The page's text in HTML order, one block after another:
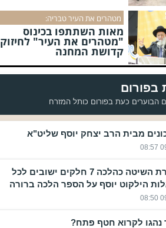
מטהרים את העיר טבריה:
מאות השתתפו בכינוס
"מטהרים את העיר" לחיזוק
קדושת המחנה
בפורום
הבוערים כעת בפורום כותל המזרח
מבית הרב יצחק יוסף שליט"א
09/
סדרת השיטה כהלכה 7 חלקים ישובים לכל
הילקוט יוסף על הספר הלכה ברורה
09/
נהגו לקרוא חטף פתח?